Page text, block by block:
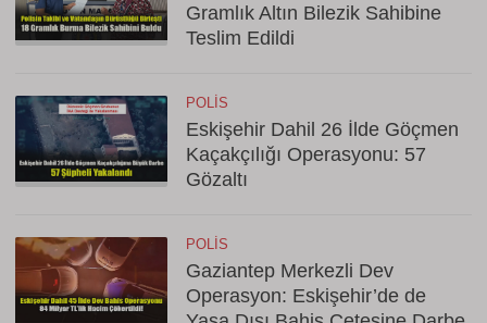
Gramlık Altın Bilezik Sahibine
Teslim Edildi
POLIS
Eskişehir Dahil 26 İlde Göçmen
Kaçakçılığı Operasyonu: 57
Gözaltı
POLIS
Gaziantep Merkezli Dev
Operasyon: Eskişehir’de de